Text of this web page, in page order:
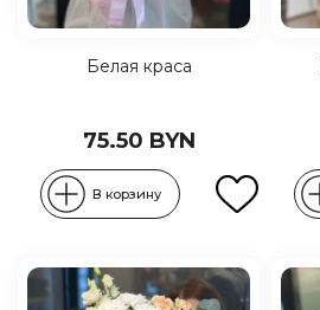
Белая краса
75.50 BYN
В корзину